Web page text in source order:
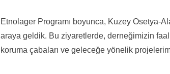
Etnolager Programı boyunca, Kuzey Osetya-
araya geldik. Bu ziyaretlerde, derneğimizin
koruma çabaları ve geleceğe yönelik